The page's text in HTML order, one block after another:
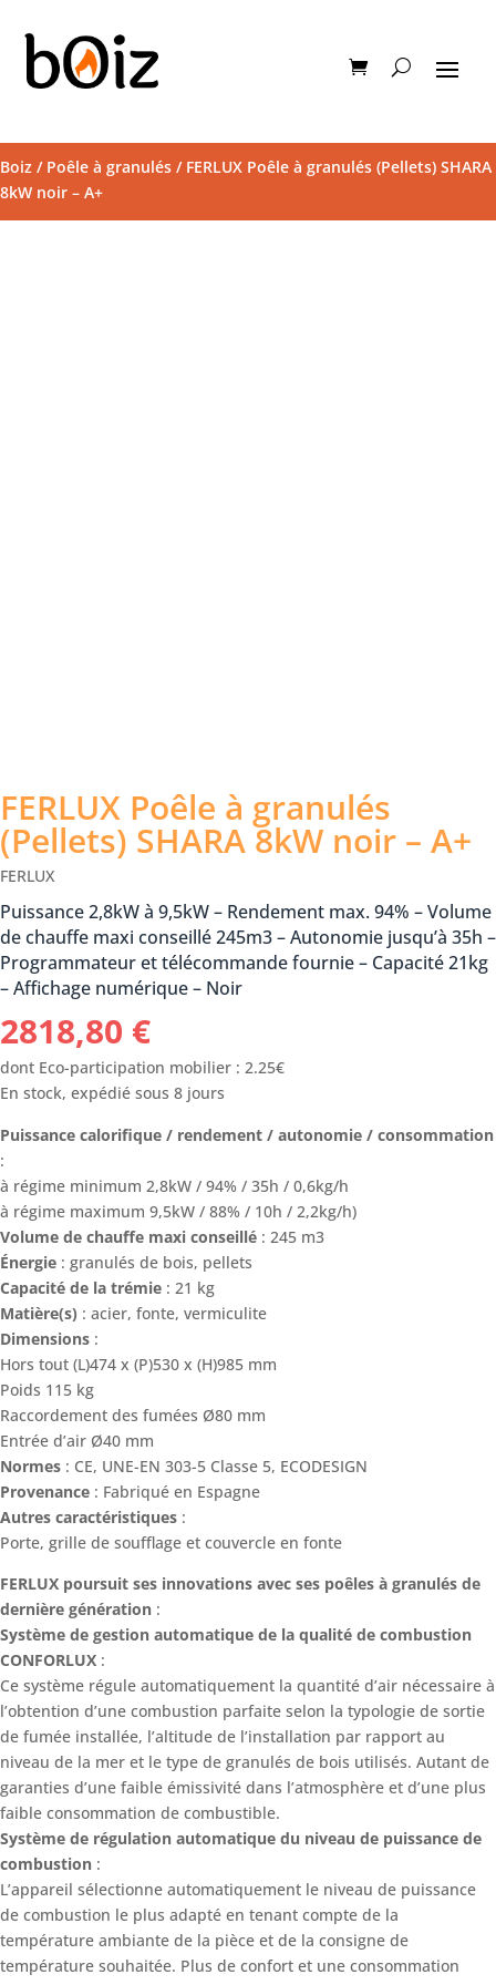
Boiz / Poêle à granulés / FERLUX Poêle à granulés (Pellets) SHARA
8kW noir – A+
FERLUX Poêle à granulés
(Pellets) SHARA 8kW noir – A+
FERLUX
Puissance 2,8kW à 9,5kW – Rendement max. 94% – Volume
de chauffe maxi conseillé 245m3 – Autonomie jusqu’à 35h –
Programmateur et télécommande fournie – Capacité 21kg
– Affichage numérique – Noir
2818,80 €
dont Eco-participation mobilier : 2.25€
En stock, expédié sous 8 jours
Puissance calorifique / rendement / autonomie / consommation
:
à régime minimum 2,8kW / 94% / 35h / 0,6kg/h
à régime maximum 9,5kW / 88% / 10h / 2,2kg/h)
Volume de chauffe maxi conseillé : 245 m3
Énergie : granulés de bois, pellets
Capacité de la trémie : 21 kg
Matière(s) : acier, fonte, vermiculite
Dimensions :
Hors tout (L)474 x (P)530 x (H)985 mm
Poids 115 kg
Raccordement des fumées Ø80 mm
Entrée d’air Ø40 mm
Normes : CE, UNE-EN 303-5 Classe 5, ECODESIGN
Provenance : Fabriqué en Espagne
Autres caractéristiques :
Porte, grille de soufflage et couvercle en fonte
FERLUX poursuit ses innovations avec ses poêles à granulés de
dernière génération :
Système de gestion automatique de la qualité de combustion
CONFORLUX :
Ce système régule automatiquement la quantité d’air nécessaire à
l’obtention d’une combustion parfaite selon la typologie de sortie
de fumée installée, l’altitude de l’installation par rapport au
niveau de la mer et le type de granulés de bois utilisés. Autant de
garanties d’une faible émissivité dans l’atmosphère et d’une plus
faible consommation de combustible.
Système de régulation automatique du niveau de puissance de
combustion :
L’appareil sélectionne automatiquement le niveau de puissance
de combustion le plus adapté en tenant compte de la
température ambiante de la pièce et de la consigne de
température souhaitée. Plus de confort et une consommation